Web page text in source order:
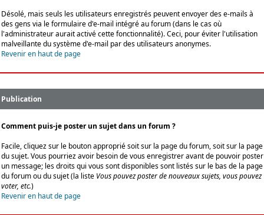
Désolé, mais seuls les utilisateurs enregistrés peuvent envoyer des e-mails à
des gens via le formulaire d'e-mail intégré au forum (dans le cas où
l'administrateur aurait activé cette fonctionnalité). Ceci, pour éviter l'utilisation
malveillante du système d'e-mail par des utilisateurs anonymes.
Revenir en haut de page
Publication
Comment puis-je poster un sujet dans un forum ?
Facile, cliquez sur le bouton approprié soit sur la page du forum, soit sur la page
du sujet. Vous pourriez avoir besoin de vous enregistrer avant de pouvoir poster
un message; les droits qui vous sont disponibles sont listés sur le bas de la page
du forum ou du sujet (la liste Vous pouvez poster de nouveaux sujets, vous pouvez
voter, etc.)
Revenir en haut de page